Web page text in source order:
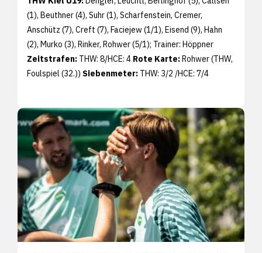
(1), Beuthner (4), Suhr (1), Scharfenstein, Cremer,
Anschütz (7), Creft (7), Faciejew (1/1), Eisend (9), Hahn
(2), Murko (3), Rinker, Rohwer (5/1); Trainer: Höppner
Zeitstrafen: THW: 8/HCE: 4 Rote Karte:Rohwer (THW,
Foulspiel (32.)) Siebenmeter: THW: 3/2 /HCE: 7/4